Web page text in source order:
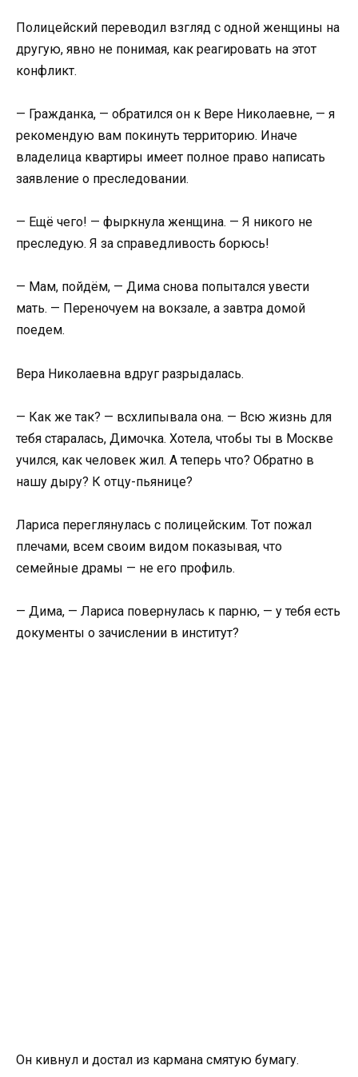
Полицейский переводил взгляд с одной женщины на
другую, явно не понимая, как реагировать на этот
конфликт.
— Гражданка, — обратился он к Вере Николаевне, — я
рекомендую вам покинуть территорию. Иначе
владелица квартиры имеет полное право написать
заявление о преследовании.
— Ещё чего! — фыркнула женщина. — Я никого не
преследую. Я за справедливость борюсь!
— Мам, пойдём, — Дима снова попытался увести
мать. — Переночуем на вокзале, а завтра домой
поедем.
Вера Николаевна вдруг разрыдалась.
— Как же так? — всхлипывала она. — Всю жизнь для
тебя старалась, Димочка. Хотела, чтобы ты в Москве
учился, как человек жил. А теперь что? Обратно в
нашу дыру? К отцу-пьянице?
Лариса переглянулась с полицейским. Тот пожал
плечами, всем своим видом показывая, что
семейные драмы — не его профиль.
— Дима, — Лариса повернулась к парню, — у тебя есть
документы о зачислении в институт?
Он кивнул и достал из кармана смятую бумагу.